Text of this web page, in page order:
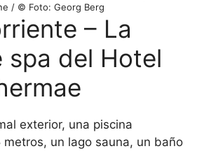
/ © Foto: Georg Berg
– La
spa del Hotel
exterior, una piscina
un lago sauna, un baño